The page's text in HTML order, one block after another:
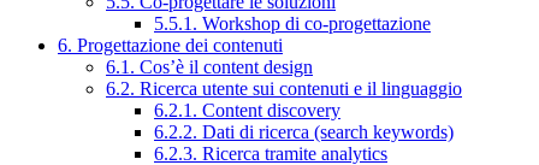
5.5.1. Workshop di co-progettazione
6. Progettazione dei contenuti
6.1. Cos’è il content design
6.2. Ricerca utente sui contenuti e il linguaggio
6.2.1. Content discovery
6.2.2. Dati di ricerca (search keywords)
6.2.3. Ricerca tramite analytics